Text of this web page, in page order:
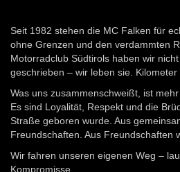
Seit 1982 stehen die MC Falken für
ohne Grenzen und den verdammten
Motorradclub Südtirols haben wir
geschrieben – wir leben sie.
Was uns zusammenschweißt, ist
Es sind Loyalität, Respekt und die
Straße geboren wurde. Aus
Freundschaften. Aus Freundschaften
Wir fahren unseren eigenen Weg –
Kompromisse.